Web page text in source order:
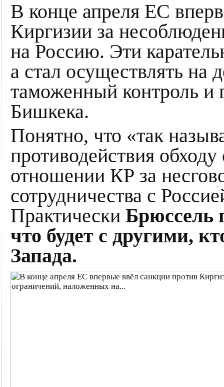
В конце апреля ЕС
Киргизии за
на Россию. Эти
а стал осуществлять на
таможенный контроль и
Бишкека.
Понятно, что «так
противодействия
отношении КР за
сотрудничества с
Практически Брюссель
что будет с другими,
Запада.